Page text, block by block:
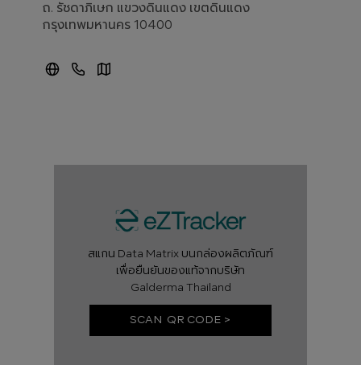
ถ. รัชดาภิเษก แขวงดินแดง เขตดินแดง
กรุงเทพมหานคร 10400
สแกน Data Matrix บนกล่องผลิตภัณฑ์
เพื่อยืนยันของแท้จากบริษัท
Galderma Thailand
SCAN QR CODE >